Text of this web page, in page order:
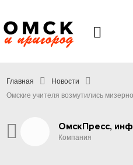
Главная
Новости
Омские учителя возмутились
ОмскПресс,
Компания